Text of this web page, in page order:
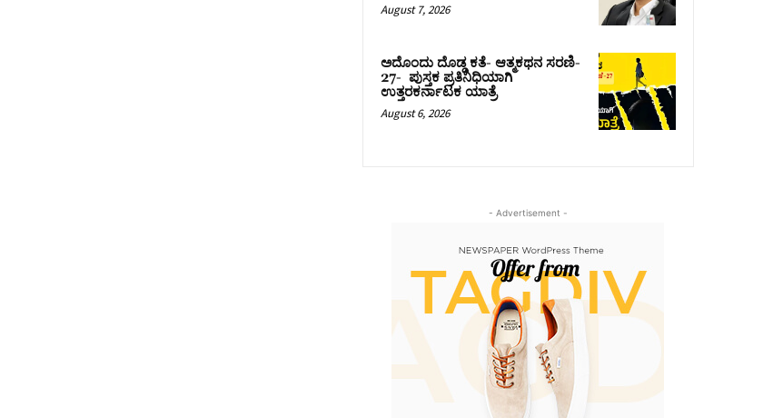
August 7, 2026
ಅದೊಂದು ದೊಡ್ಡ ಕತೆ- ಆತ್ಮಕಥನ ಸರಣಿ-
27- ಪುಸ್ತಕ ಪ್ರತಿನಿಧಿಯಾಗಿ
ಉತ್ತರಕರ್ನಾಟಕ ಯಾತ್ರೆ
August 6, 2026
- Advertisement -